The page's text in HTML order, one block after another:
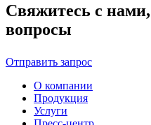
Свяжитесь с нами,
вопросы
Отправить запрос
О компании
Продукция
Услуги